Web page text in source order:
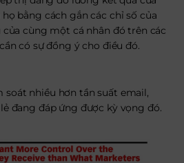
bằng cách gắn các chỉ số của
cùng một cá nhân đó trên các
có sự đồng ý cho điều đó.
soát nhiều hơn tần suất email,
đang đáp ứng được kỳ vọng đó.